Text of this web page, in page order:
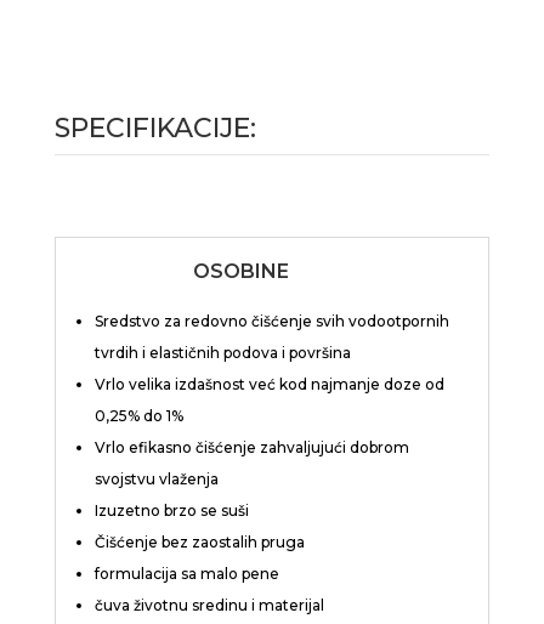
SPECIFIKACIJE:
OSOBINE
Sredstvo za redovno čišćenje svih vodootpornih
tvrdih i elastičnih podova i površina
Vrlo velika izdašnost već kod najmanje doze od
0,25% do 1%
Vrlo efikasno čišćenje zahvaljujući dobrom
svojstvu vlaženja
Izuzetno brzo se suši
Čišćenje bez zaostalih pruga
formulacija sa malo pene
čuva životnu sredinu i materijal